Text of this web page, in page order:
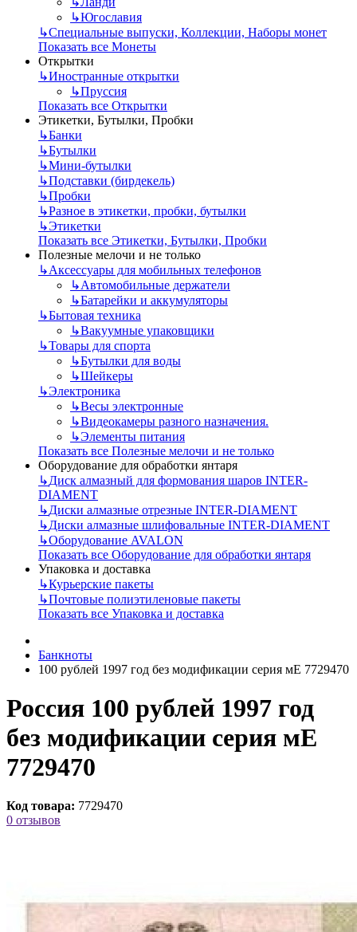
↳Югославия
↳Специальные выпуски, Коллекции, Наборы монет
Показать все Монеты
Открытки
↳Иностранные открытки
↳Пруссия
Показать все Открытки
Этикетки, Бутылки, Пробки
↳Банки
↳Бутылки
↳Мини-бутылки
↳Подставки (бирдекель)
↳Пробки
↳Разное в этикетки, пробки, бутылки
↳Этикетки
Показать все Этикетки, Бутылки, Пробки
Полезные мелочи и не только
↳Аксессуары для мобильных телефонов
↳Автомобильные держатели
↳Батарейки и аккумуляторы
↳Бытовая техника
↳Вакуумные упаковщики
↳Товары для спорта
↳Бутылки для воды
↳Шейкеры
↳Электроника
↳Весы электронные
↳Видеокамеры разного назначения.
↳Элементы питания
Показать все Полезные мелочи и не только
Оборудование для обработки янтаря
↳Диск алмазный для формования шаров INTER-
DIAMENT
↳Диски алмазные отрезные INTER-DIAMENT
↳Диски алмазные шлифовальные INTER-DIAMENT
↳Оборудование AVALON
Показать все Оборудование для обработки янтаря
Упаковка и доставка
↳Курьерские пакеты
↳Почтовые полиэтиленовые пакеты
Показать все Упаковка и доставка
Банкноты
100 рублей 1997 год без модификации серия мЕ 7729470
Россия 100 рублей 1997 год
без модификации серия мЕ
7729470
Код товара: 7729470
0 отзывов